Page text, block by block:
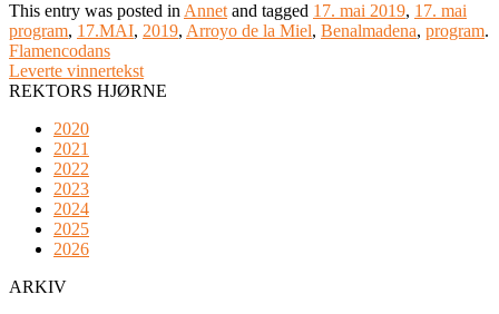
This entry was posted in Annet and tagged 17. mai 2019, 17. mai
program, 17.MAI, 2019, Arroyo de la Miel, Benalmadena, program.
Flamencodans
Leverte vinnertekst
REKTORS HJØRNE
2020
2021
2022
2023
2024
2025
2026
ARKIV